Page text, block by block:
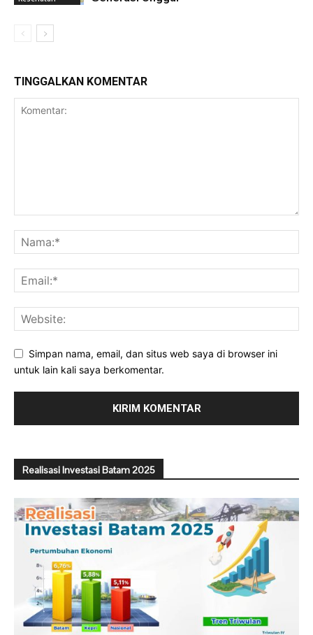
TINGGALKAN KOMENTAR
Simpan nama, email, dan situs web saya di browser ini
untuk lain kali saya berkomentar.
Realisasi Investasi Batam 2025